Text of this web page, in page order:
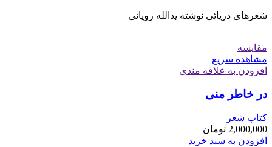
شعرهای دریائی نوشته یدالله رویائی
مقایسه
مشاهده سریع
افزودن به علاقه مندی
در خاطر منی
کتاب شعر
2,000,000 تومان
افزودن به سبد خرید